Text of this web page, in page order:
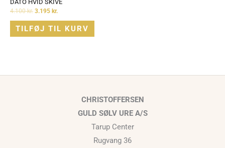
DATO HVID SKIVE
4.100kr. 3.195 kr.
TILFØJ TIL KURV
CHRISTOFFERSEN
GULD SØLV URE A/S
Tarup Center
Rugvang 36